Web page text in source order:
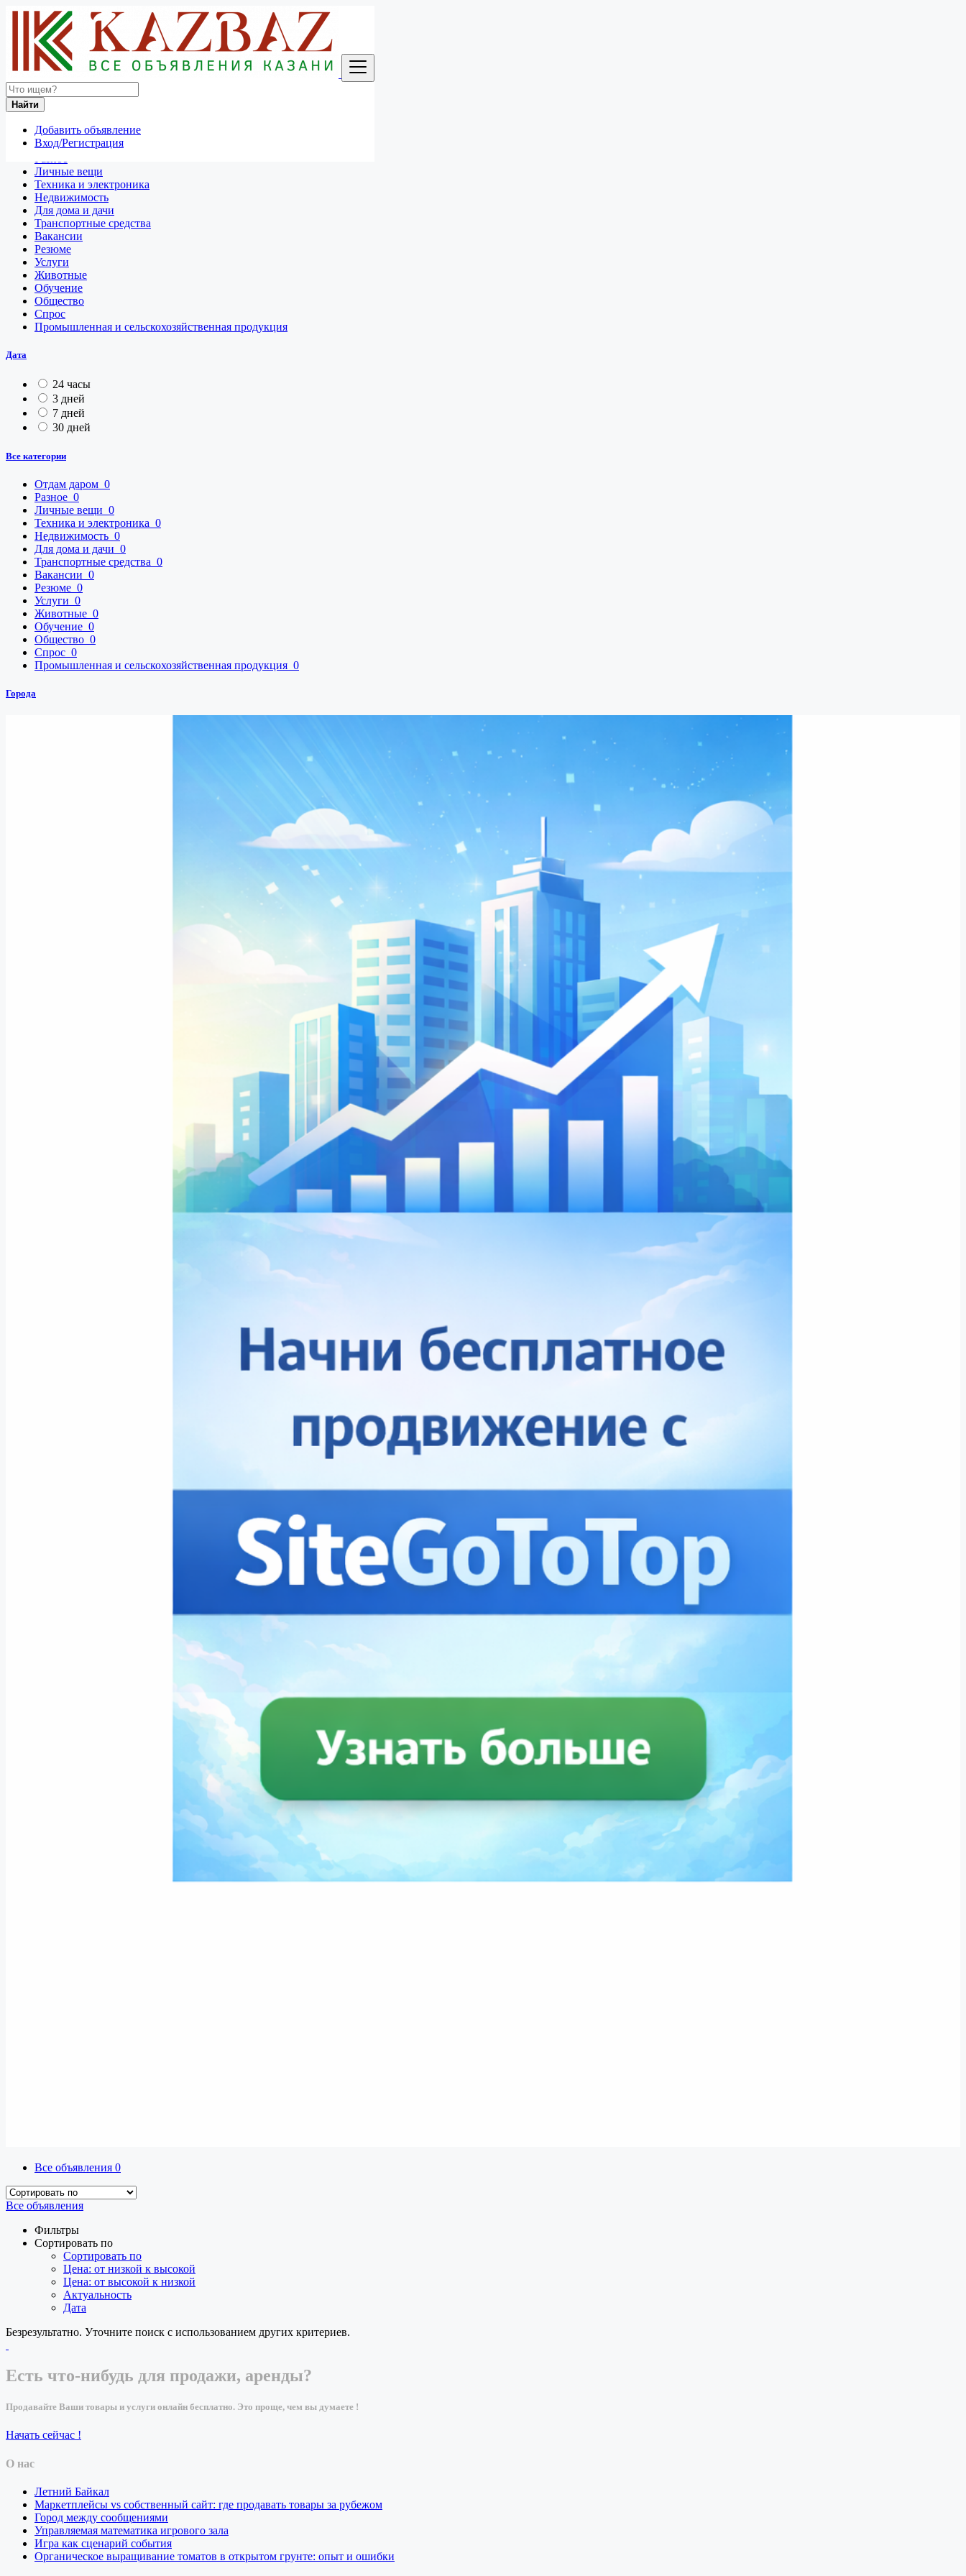
Найти
Добавить объявление
Вход/Регистрация
Россия
Продажа мотоциклов и скутеров
Отдам даром
Личные вещи
Техника и электроника
Недвижимость
Для дома и дачи
Транспортные средства
Вакансии
Резюме
Услуги
Животные
Обучение
Общество
Спрос
Промышленная и сельскохозяйственная продукция
Дата
24 часы
3 дней
7 дней
30 дней
Все категории
Отдам даром 0
Разное 0
Личные вещи 0
Техника и электроника 0
Недвижимость 0
Для дома и дачи 0
Транспортные средства 0
Вакансии 0
Резюме 0
Услуги 0
Животные 0
Обучение 0
Общество 0
Спрос 0
Промышленная и сельскохозяйственная продукция 0
Города
Все объявления 0
Все объявления
Фильтры
Сортировать по
Сортировать по
Цена: от низкой к высокой
Цена: от высокой к низкой
Актуальность
Дата
Безрезультатно. Уточните поиск с использованием других критериев.
Есть что-нибудь для продажи, аренды?
Продавайте Ваши товары и услуги онлайн бесплатно. Это проще, чем вы думаете !
Начать сейчас !
О нас
Летний Байкал
Маркетплейсы vs собственный сайт: где продавать товары за рубежом
Город между сообщениями
Управляемая математика игрового зала
Игра как сценарий события
Органическое выращивание томатов в открытом грунте: опыт и ошибки